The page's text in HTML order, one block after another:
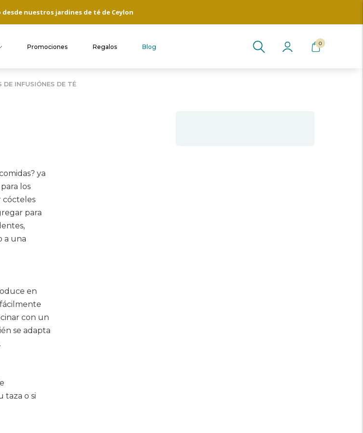
desde nuestros jardines de té de Ceylon
y $70,000 regiones - Haz Click aquí para mas información
Promociones Regalos Blog 0
DE INFUSIÓNES DE TÉ
ya
los
cócteles
para
a una
en
con un
se adapta
taza o si